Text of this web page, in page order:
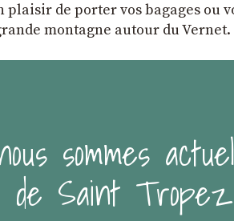
de porter vos bagages ou
montagne autour du Vernet.
sommes
de Saint Tropez